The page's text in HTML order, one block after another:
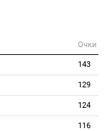
Очки
143
129
124
116